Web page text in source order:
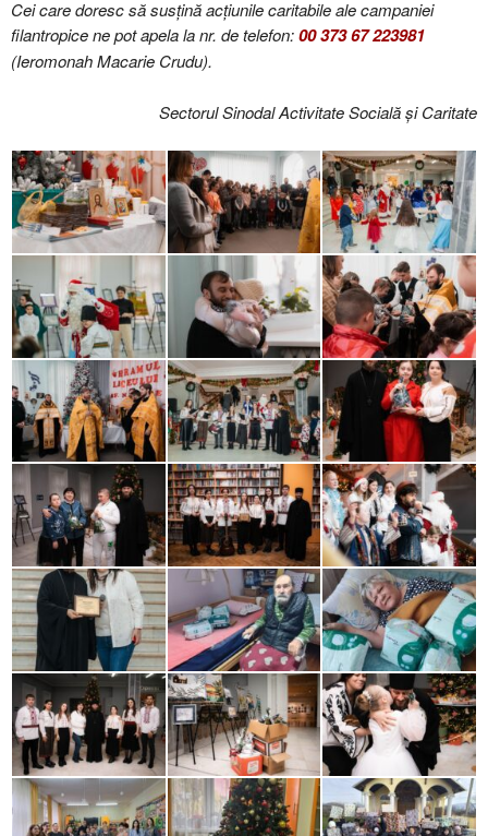
Cei care doresc să susțină acțiunile caritabile ale campaniei
filantropice ne pot apela la nr. de telefon:00 373 67 223981
(Ieromonah Macarie Crudu).
Sectorul Sinodal Activitate Socială și Caritate